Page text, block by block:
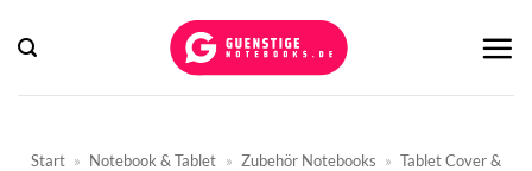
Inhalt
Start » Notebook & Tablet » Zubehör Notebooks » Tablet Cover &